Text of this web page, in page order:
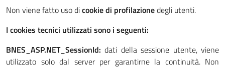
Non viene fatto uso dicookie di profilazionedegli utenti.
I cookies tecnici utilizzati sono i seguenti:
BNES_ASP.NET_SessionId: dati della sessione utente, viene
utilizzato solo dal server per garantirne la continuità. Non